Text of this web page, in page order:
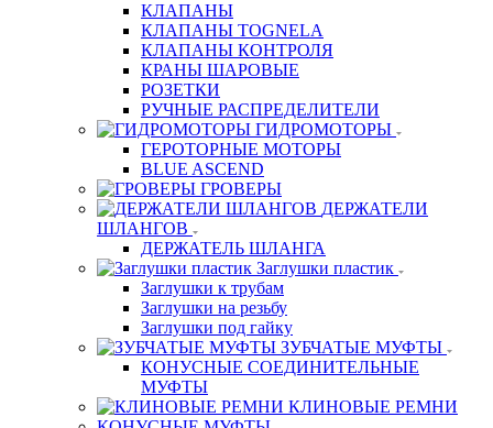
КЛАПАНЫ
КЛАПАНЫ TOGNELA
КЛАПАНЫ КОНТРОЛЯ
КРАНЫ ШАРОВЫЕ
РОЗЕТКИ
РУЧНЫЕ РАСПРЕДЕЛИТЕЛИ
ГИДРОМОТОРЫ
ГЕРОТОРНЫЕ МОТОРЫ
BLUE ASCEND
ГРОВЕРЫ
ДЕРЖАТЕЛИ
ШЛАНГОВ
ДЕРЖАТЕЛЬ ШЛАНГА
Заглушки пластик
Заглушки к трубам
Заглушки на резьбу
Заглушки под гайку
ЗУБЧАТЫЕ МУФТЫ
КОНУСНЫЕ СОЕДИНИТЕЛЬНЫЕ
МУФТЫ
КЛИНОВЫЕ РЕМНИ